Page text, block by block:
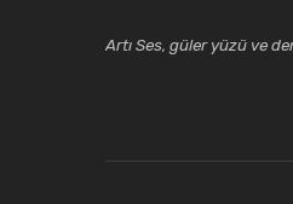
Artı Ses, güler yüzü ve